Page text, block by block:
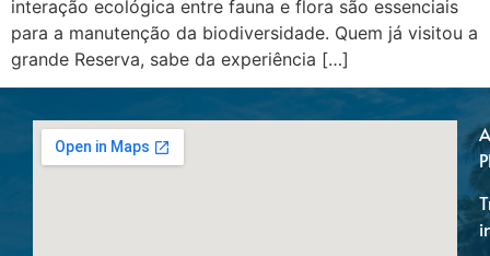
interação ecológica entre fauna e flora são essenciais
para a manutenção da biodiversidade. Quem já visitou a
grande Reserva, sabe da experiência […]